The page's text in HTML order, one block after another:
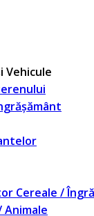
Vehicule
Cereale /